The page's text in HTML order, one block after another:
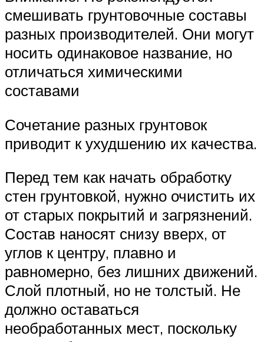
смешивать грунтовочные составы
разных производителей. Они могут
носить одинаковое название, но
отличаться химическими
составами
Сочетание разных грунтовок
приводит к ухудшению их качества.
Перед тем как начать обработку
стен грунтовкой, нужно очистить их
от старых покрытий и загрязнений.
Состав наносят снизу вверх, от
углов к центру, плавно и
равномерно, без лишних движений.
Слой плотный, но не толстый. Не
должно оставаться
необработанных мест, поскольку